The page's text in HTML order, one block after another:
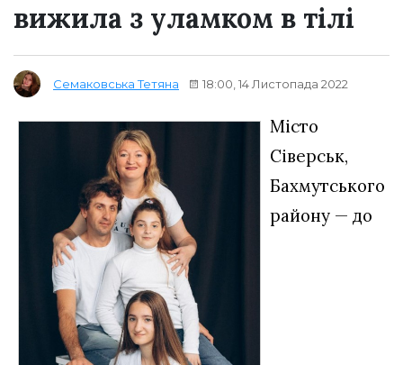
вижила з уламком в тілі
Семаковська Тетяна 18:00, 14 Листопада 2022
Місто
Сіверськ,
Бахмутського
району — до